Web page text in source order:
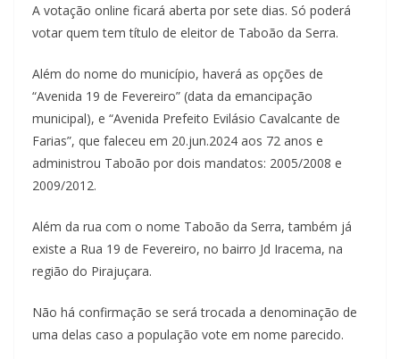
A votação online ficará aberta por sete dias. Só poderá
votar quem tem título de eleitor de Taboão da Serra.
Além do nome do município, haverá as opções de
“Avenida 19 de Fevereiro” (data da emancipação
municipal), e “Avenida Prefeito Evilásio Cavalcante de
Farias”, que faleceu em 20.jun.2024 aos 72 anos e
administrou Taboão por dois mandatos: 2005/2008 e
2009/2012.
Além da rua com o nome Taboão da Serra, também já
existe a Rua 19 de Fevereiro, no bairro Jd Iracema, na
região do Pirajuçara.
Não há confirmação se será trocada a denominação de
uma delas caso a população vote em nome parecido.